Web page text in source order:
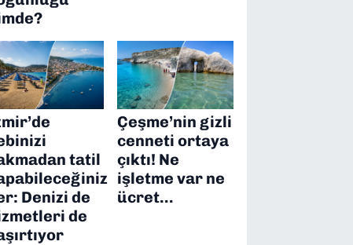
tatil
Denizi de
de
Çeşme’nin gizli
cenneti ortaya
çıktı! Ne
işletme var ne
ücret…